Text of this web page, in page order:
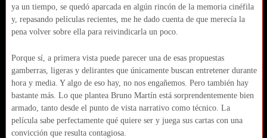
ya un tiempo, se quedó aparcada en algún rincón de la memoria cinéfila
y, repasando películas recientes, me he dado cuenta de que merecía la
pena volver sobre ella para reivindicarla un poco.
Porque sí, a primera vista puede parecer una de esas propuestas
gamberras, ligeras y delirantes que únicamente buscan entretener durante
hora y media. Y algo de eso hay, no nos engañemos. Pero también hay
bastante más. Lo que plantea Bruno Martín está sorprendentemente bien
armado, tanto desde el punto de vista narrativo como técnico. La
película sabe perfectamente qué quiere ser y juega sus cartas con una
convicción que resulta contagiosa.